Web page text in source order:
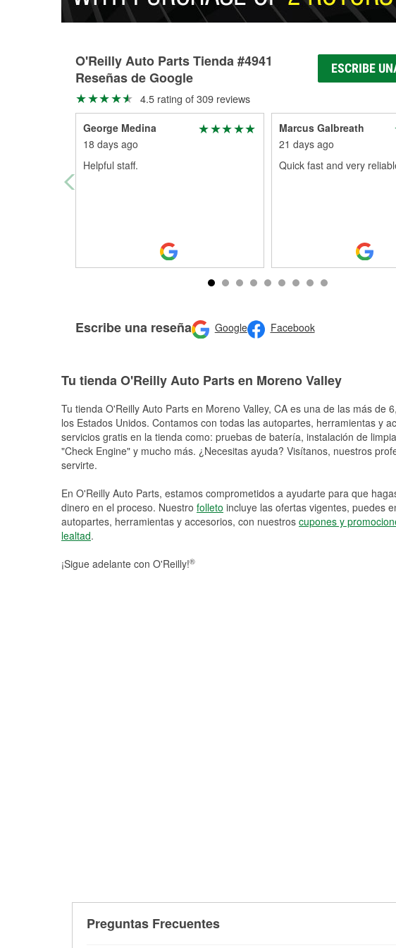
O'Reilly Auto Parts Tienda #4941
Reseñas de Google
ESCRIBE
4.5 rating of 309 reviews
George Medina
18 days ago
Helpful staff.
Marcus Galbreath
21 days ago
Quick fast and very
Escribe una reseña Google Facebook
Tu tienda O'Reilly Auto Parts en Moreno Valley
Tu tienda O'Reilly Auto Parts en Moreno Valley, CA es una de las más de
los Estados Unidos. Contamos con todas las autopartes, herramientas y
servicios gratis en la tienda como: pruebas de batería, instalación de
"Check Engine" y mucho más. ¿Necesitas ayuda? Visítanos, nuestros
servirte.
En O'Reilly Auto Parts, estamos comprometidos a ayudarte para que
dinero en el proceso. Nuestro folleto incluye las ofertas vigentes, puedes
autopartes, herramientas y accesorios, con nuestros cupones y
lealtad.
¡Sigue adelante con O'Reilly!®
Preguntas Frecuentes